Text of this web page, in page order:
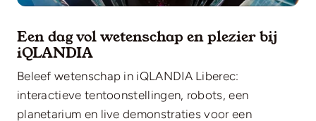
Een dag vol wetenschap en plezier bij
iQLANDIA
Beleef wetenschap in iQLANDIA Liberec:
interactieve tentoonstellingen, robots, een
planetarium en live demonstraties voor een